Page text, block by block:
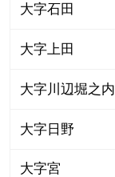
大字石田
大字上田
大字川辺堀之内
大字日野
大字宮